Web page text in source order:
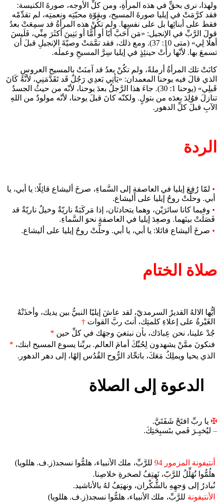
ولهذا، نرى بحقٍّ في هذه المرأةِ، ومن كلِّ الأوجه، صورةَ الكنيسة:
فقد كرَّمَتْ في إيليا صورةَ المسيح، وبقوّةِ محبّتِه ونعمتِه، لم تقدِّمْه
فقط على أبنائِها بل على نفسِها. ولم تكُنْ هذه المرأةُ قد سمِعَتْ بعدُ
قولَ الرَّبِّ في الإنجيل: «مَن أحَبَّ أبًا أو أُمًّا أو بَنِينَ أكثَرَ مِنِّي، فَلَيسَ
أهلًا لِي» (متى 10: 37). ومع ذلك، فقد تمَّمَتْ وصيّةَ الإنجيلِ قبلَ أن
تسمعَ بها. لأنّها رأَتْ حينئِذٍ في إيليا سِرَّ المسيحِ وعملَه.
كانَتْ تلك المرأةُ أرملةً، ولم تكُنْ بعدُ قد آمنَتْ بالمسيح العروسِ
الذي قالَ فيه يوحنا المعمدان: «يَأتِي بَعدِي رَجُلٌ قَد تَقَدَّمَنِي، لأنَّهُ كَانَ
قَبلِي» (يوحنا 1: 30). جاءَ هذا الرَّجلُ بعدَ يوحنا، لأنّه من حيثُ الجسدُ
تنازلَ فوُلِدَ بعدَه من بتولٍ. ولكنّه كانَ قبلَ يوحنا، لأنّه مولودٌ من اللهِ
الآبِ قبلَ كلِّ الدهور.
الردة
• لمّا رُفِعَ إيليا في العاصفةِ إلى السَّماءِ، صرخَ أليشاع قائِلًا: يا أبي، يا
أبي. وحلَّتْ روحُ إيليا على أليشاع.
• وفيما كانا سائرَيْن، وهما يتحادثان، إذا مَركَبَةٌ ناريّةٌ وخيلٌ ناريّةٌ قد
فَصَلَتْ بينَهما. وصعِدَ إيليا في العاصفةِ نحوَ السَّماءِ.
• صرخَ أليشاع قائلا: يا أبي، يا أبي. وحلَّتْ روحُ إيليا على أليشاع.
صلاة الختام
أيُّها الالهُ القديرُ السرمديّ، لقد عاشَ إيليّا النبيُّ بين يديك، وأخذَتْهُ
الغَيْرةُ على إعلاءِ كلمتِك، أنتَ ربَّ القوات †
جُدْ علينا، نحن عِبادَك، بأن نبتغيَ وجهَك في كلِّ حين *
فنكونَ ممَّنْ يشهدون لِحُبِّكَ أمامَ العالم. بربِّنا يسوع المسيح ابنك، *
الذي يحيا ويملِكُ مَعَكَ، باتحِّاد الرُّوح القُدُس إلهًا، إلى دهر الدهور.
الدعوة إلى الصلاة
✠ يا ربِّ افتَحْ شَفَتَيَّ.
– ليُخبِـرَ فَمي بتَسبِحَتِكَ.
أنتيفونة المزمور 94
للرَّبِّ، ملك الأنبياء، هلمُّوا نسجد(ز.ف. هللويا)
هلُمُّوا نُهَلِّلُ للرَّبّ، نَهتِفُ لصخرةِ خلاصِنا.
نُبادرُ إلى وَجهِهِ بالشُّكْران، ونهتِفُ لهُ بالأناشيد.
الأنتيفونة للرَّبِّ، ملك الأنبياء، هلمُّوا نسجد(ز.ف. هللويا)